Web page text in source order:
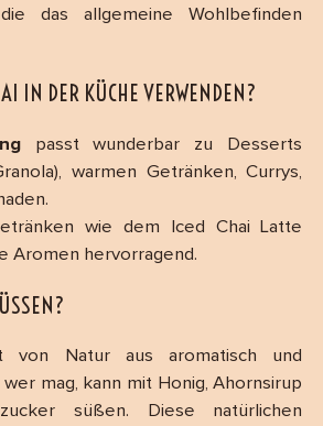
das allgemeine Wohlbefinden
IN DER KÜCHE VERWENDEN?
passt wunderbar zu Desserts
warmen Getränken, Currys,
wie dem Iced Chai Latte
Aromen hervorragend.
von Natur aus aromatisch und
mag, kann mit Honig, Ahornsirup
süßen. Diese natürlichen